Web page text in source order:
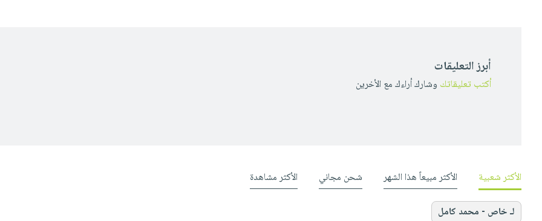
أبرز التعليقات
أكتب تعليقاتك وشارك أراءك مع الأخرين
الأكثر شعبية الأكثر مبيعاً هذا الشهر شحن مجاني الأكثر مشاهدة
لـ خاص - محمد كامل